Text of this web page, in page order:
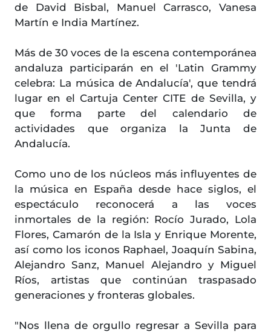
de David Bisbal, Manuel Carrasco, Vanesa
Martín e India Martínez.
Más de 30 voces de la escena contemporánea
andaluza participarán en el 'Latin Grammy
celebra: La música de Andalucía', que tendrá
lugar en el Cartuja Center CITE de Sevilla, y
que forma parte del calendario de
actividades que organiza la Junta de
Andalucía.
Como uno de los núcleos más influyentes de
la música en España desde hace siglos, el
espectáculo reconocerá a las voces
inmortales de la región: Rocío Jurado, Lola
Flores, Camarón de la Isla y Enrique Morente,
así como los iconos Raphael, Joaquín Sabina,
Alejandro Sanz, Manuel Alejandro y Miguel
Ríos, artistas que continúan traspasado
generaciones y fronteras globales.
"Nos llena de orgullo regresar a Sevilla para